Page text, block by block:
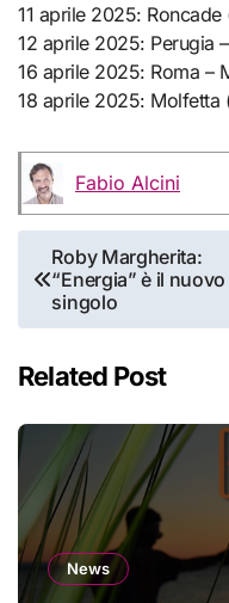
11 aprile 2025:
12 aprile 2025: Perugia
16 aprile 2025: Roma –
18 aprile 2025: Molfetta
Fabio Alcini
Navigazione
articoli
Roby Margherita:
“Energia” è il nuovo
singolo
Related Post
News